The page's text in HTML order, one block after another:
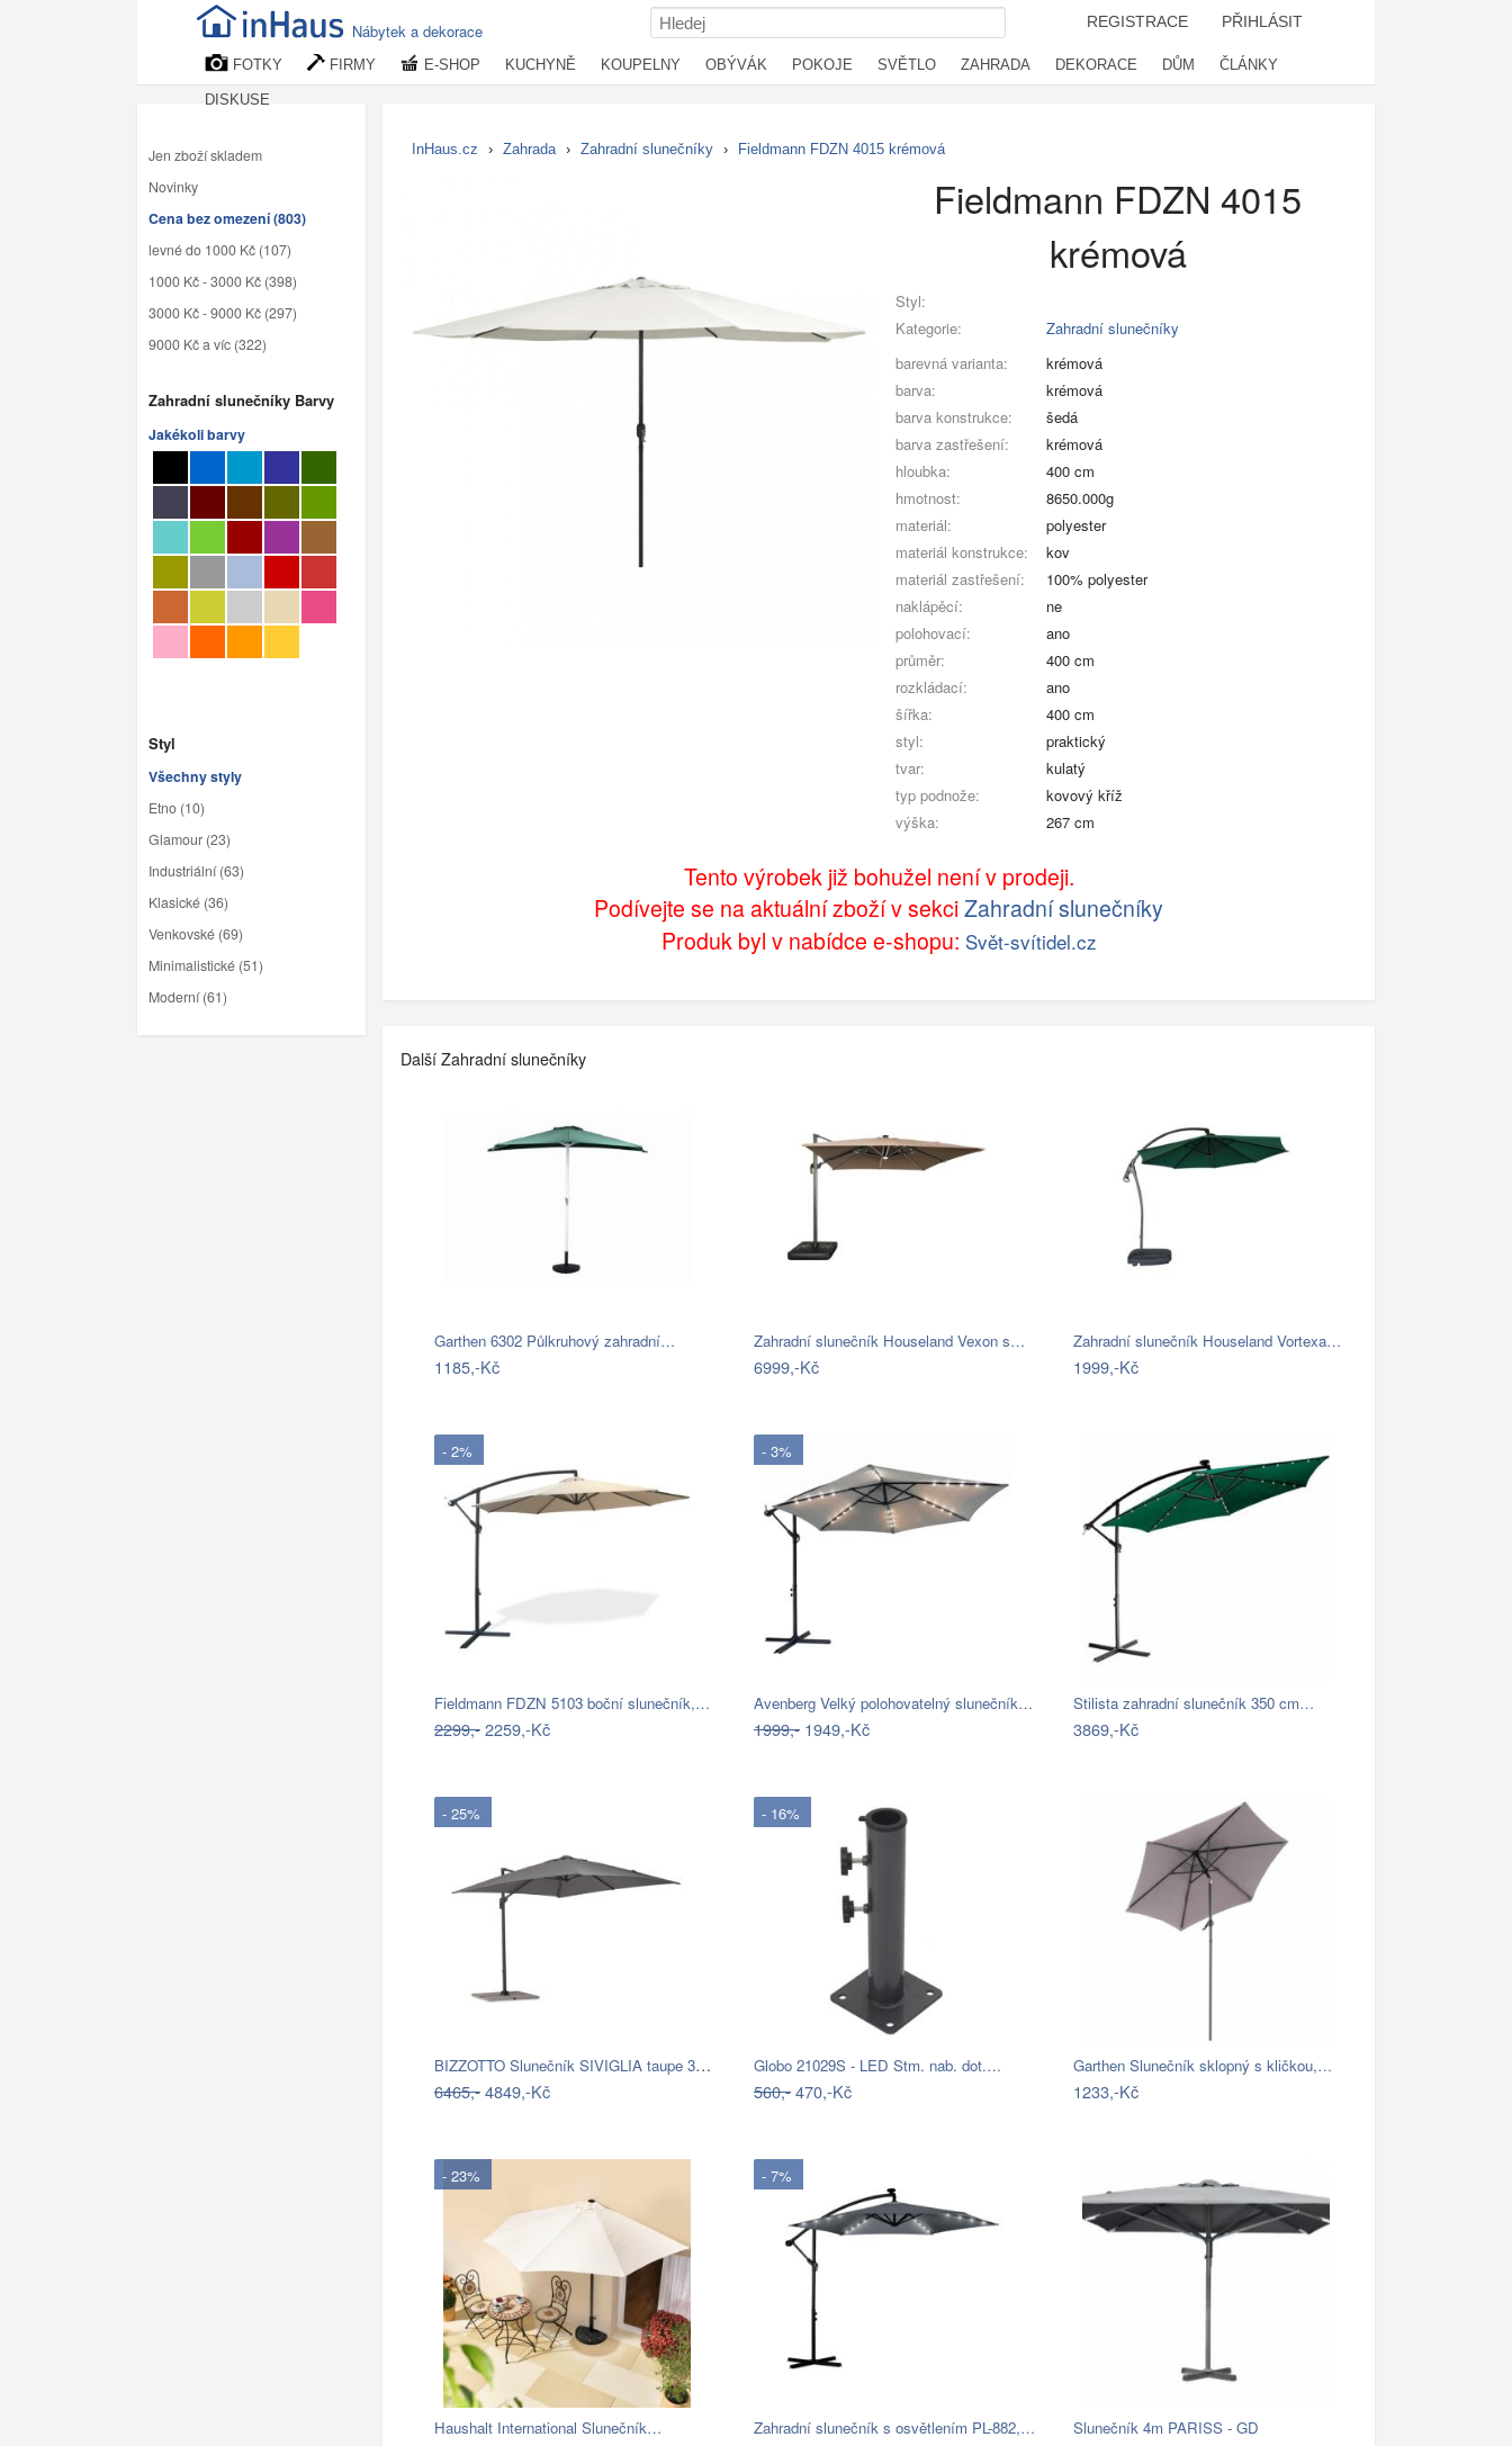
Nábytek a dekorace REGISTRACE PŘIHLÁSIT
FOTKY FIRMY E-SHOP KUCHYNĚ KOUPELNY OBÝVÁK POKOJE SVĚTLO ZAHRADA DEKORACE DŮM ČLÁNKY
DISKUSE
Jen zboží skladem
Novinky
Cena bez omezení (803)
levné do 1000 Kč (107)
1000 Kč - 3000 Kč (398)
3000 Kč - 9000 Kč (297)
9000 Kč a víc (322)
Zahradní slunečníky Barvy
Jakékoli barvy
Styl
Všechny styly
Etno (10)
Glamour (23)
Industriální (63)
Klasické (36)
Venkovské (69)
Minimalistické (51)
Moderní (61)
InHaus.cz › Zahrada › Zahradní slunečníky › Fieldmann FDZN 4015 krémová
Fieldmann FDZN 4015
krémová
Styl:
Kategorie:
Zahradní slunečníky
barevná varianta:
krémová
barva:
krémová
barva konstrukce:
šedá
barva zastřešení:
krémová
hloubka:
400 cm
hmotnost:
8650.000g
materiál:
polyester
materiál konstrukce:
kov
materiál zastřešení:
100% polyester
naklápěcí:
ne
polohovací:
ano
průměr:
400 cm
rozkládací:
ano
šířka:
400 cm
styl:
praktický
tvar:
kulatý
typ podnože:
kovový kříž
výška:
267 cm
Tento výrobek již bohužel není v prodeji.
Podívejte se na aktuální zboží v sekciZahradní slunečníky
Produk byl v nabídce e-shopu: Svět-svítidel.cz
Další Zahradní slunečníky
Garthen 6302 Půlkruhový zahradní…
1185,-Kč
Zahradní slunečník Houseland Vexon s…
6999,-Kč
Zahradní slunečník Houseland Vortexa…
1999,-Kč
- 2%
Fieldmann FDZN 5103 boční slunečník,…
2299,-2259,-Kč
- 3%
Avenberg Velký polohovatelný slunečník…
1999,- 1949,-Kč
Stilista zahradní slunečník 350 cm…
3869,-Kč
- 25%
BIZZOTTO Slunečník SIVIGLIA taupe 3x3m
6465,-4849,-Kč
- 16%
Globo 21029S - LED Stm. nab. dot.…
560,-470,-Kč
Garthen Slunečník sklopný s kličkou,…
1233,-Kč
- 23%
Haushalt International Slunečník…
- 7%
Zahradní slunečník s osvětlením PL-882,… Slunečník 4m PARISS - GD